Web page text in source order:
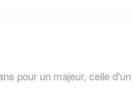
pour un majeur, celle